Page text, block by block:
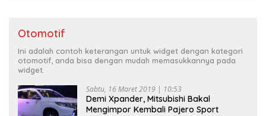
Otomotif
Ini adalah contoh keterangan untuk widget dengan kategori
otomotif, anda bisa dengan mudah memasukkannya pada
widget.
Sabtu, 16 Maret 2019 | 10:53
Demi Xpander, Mitsubishi Bakal
Mengimpor Kembali Pajero Sport